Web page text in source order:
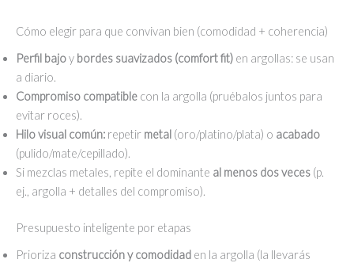
S/75.00.S/65.00.
Cómo elegir para que convivan bien (comodidad + coherencia)
Perfil bajoy bordes suavizados (comfort fit) en argollas: se usan
a diario.
Compromiso compatible con la argolla (pruébalos juntos para
evitar roces).
Hilo visual común: repetir metal (oro/platino/plata) o acabado
(pulido/mate/cepillado).
Si mezclas metales, repite el dominante al menos dos veces (p.
ej., argolla + detalles del compromiso).
Presupuesto inteligente por etapas
Prioriza construcción y comodidad en la argolla (la llevarás